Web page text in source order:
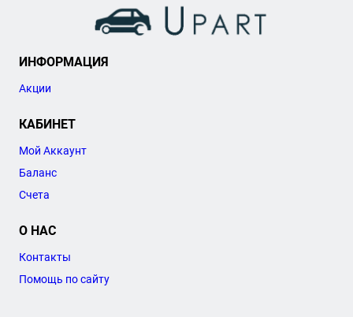
ИНФОРМАЦИЯ
Акции
КАБИНЕТ
Мой Аккаунт
Баланс
Счета
О НАС
Контакты
Помощь по сайту